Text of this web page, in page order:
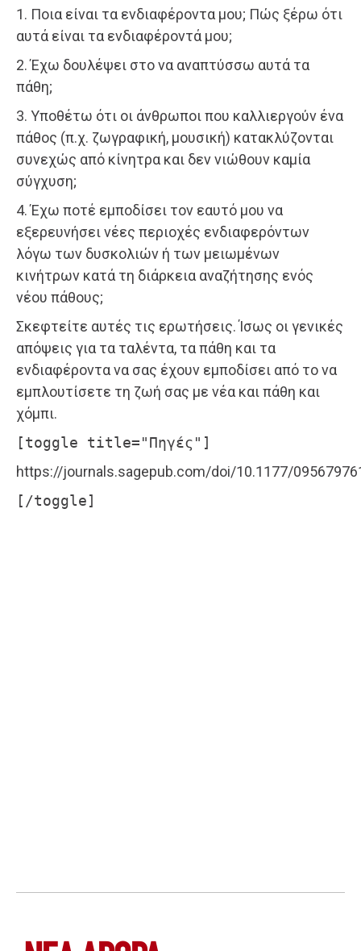
1. Ποια είναι τα ενδιαφέροντα μου; Πώς ξέρω ότι
αυτά είναι τα ενδιαφέροντά μου;
2. Έχω δουλέψει στο να αναπτύσσω αυτά τα
πάθη;
3. Υποθέτω ότι οι άνθρωποι που καλλιεργούν ένα
πάθος (π.χ. ζωγραφική, μουσική) κατακλύζονται
συνεχώς από κίνητρα και δεν νιώθουν καμία
σύγχυση;
4. Έχω ποτέ εμποδίσει τον εαυτό μου να
εξερευνήσει νέες περιοχές ενδιαφερόντων
λόγω των δυσκολιών ή των μειωμένων
κινήτρων κατά τη διάρκεια αναζήτησης ενός
νέου πάθους;
Σκεφτείτε αυτές τις ερωτήσεις. Ίσως οι γενικές
απόψεις για τα ταλέντα, τα πάθη και τα
ενδιαφέροντα να σας έχουν εμποδίσει από το να
εμπλουτίσετε τη ζωή σας με νέα και πάθη και
χόμπι.
[toggle title="Πηγές"]
https://journals.sagepub.com/doi/10.1177/
[/toggle]